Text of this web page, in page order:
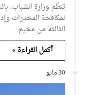
تنظّم وزارة الشباب،
لمكافحة المخدرات
الثالثة من مخيم…
أكمل القراءة »
30 مايو